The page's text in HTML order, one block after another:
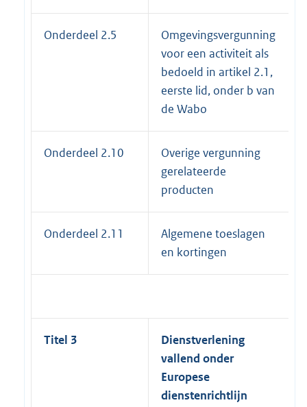
Onderdeel 2.5
Omgevingsvergunning
voor een activiteit als
bedoeld in artikel 2.1,
eerste lid, onder b van
de Wabo
Onderdeel 2.10
Overige vergunning
gerelateerde
producten
Onderdeel 2.11
Algemene toeslagen
en kortingen
Titel 3
Dienstverlening
vallend onder
Europese
dienstenrichtlijn